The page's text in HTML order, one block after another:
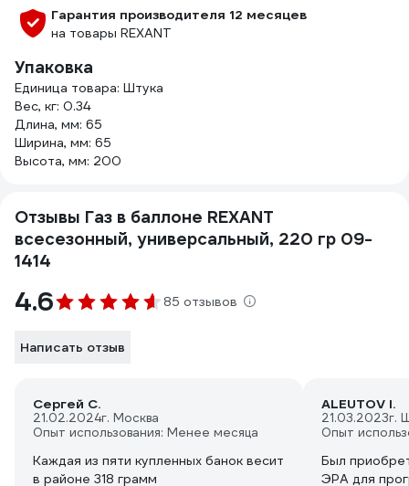
Гарантия производителя 12 месяцев
на товары REXANT
Упаковка
Единица товара: Штука
Вес, кг: 0.34
Длина, мм: 65
Ширина, мм: 65
Высота, мм: 200
Отзывы Газ в баллоне REXANT
всесезонный, универсальный, 220 гр 09-
1414
4.6 85 отзывов
Написать отзыв
Сергей С.
21.02.2024г. Москва
Опыт использования: Менее месяца
Каждая из пяти купленных банок весит
в районе 318 грамм
ALEUTOV I.
21.03.2023г.
Опыт
Был
ЭРА для